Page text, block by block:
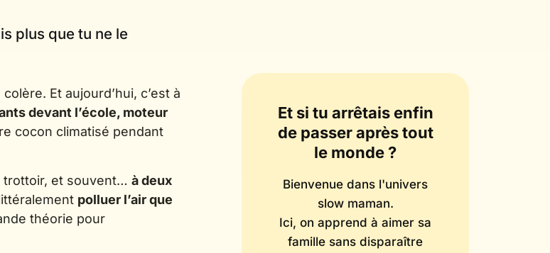
plus que tu ne le
Et aujourd’hui, c’est à
devant l’école, moteur
cocon climatisé pendant
trottoir, et souvent… à deux
polluer l’air que
théorie pour
Et si tu arrêtais enfin
de passer après tout
le monde ?
Bienvenue dans l'univers
slow maman.
Ici, on apprend à aimer sa
famille sans disparaître